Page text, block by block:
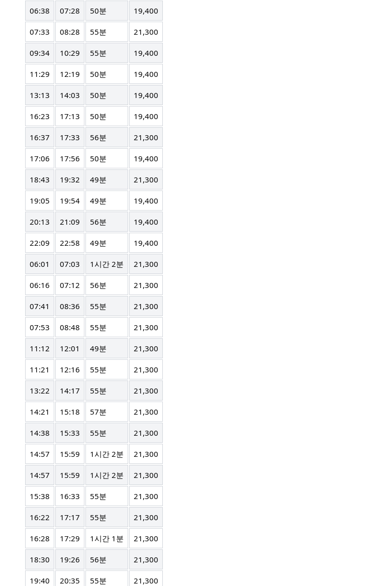
06:38 07:28 50분 19,400
07:33 08:28 55분 21,300
09:34 10:29 55분 19,400
11:29 12:19 50분 19,400
13:13 14:03 50분 19,400
16:23 17:13 50분 19,400
16:37 17:33 56분 21,300
17:06 17:56 50분 19,400
18:43 19:32 49분 21,300
19:05 19:54 49분 19,400
20:13 21:09 56분 19,400
22:09 22:58 49분 19,400
06:01 07:03 1시간 2분 21,300
06:16 07:12 56분 21,300
07:41 08:36 55분 21,300
07:53 08:48 55분 21,300
11:12 12:01 49분 21,300
11:21 12:16 55분 21,300
13:22 14:17 55분 21,300
14:21 15:18 57분 21,300
14:38 15:33 55분 21,300
14:57 15:59 1시간 2분 21,300
14:57 15:59 1시간 2분 21,300
15:38 16:33 55분 21,300
16:22 17:17 55분 21,300
16:28 17:29 1시간 1분 21,300
18:30 19:26 56분 21,300
19:40 20:35 55분 21,300